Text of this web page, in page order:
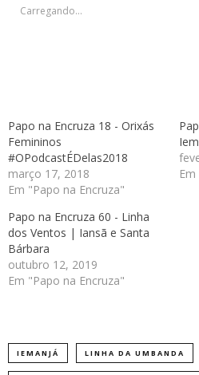
janela) janela)
Carregando...
Papo na Encruza 18 - Orixás
Femininos
#OPodcastÉDelas2018
março 17, 2018
Em "Papo na Encruza"
Papo na Encruza 60 - Linha
dos Ventos | Iansã e Santa
Bárbara
outubro 12, 2019
Em "Papo na Encruza"
IEMANJÁ LINHA DA UMBANDA